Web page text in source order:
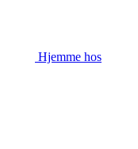
Hjemme hos